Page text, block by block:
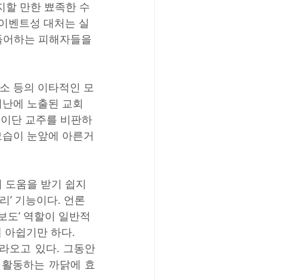
할 만한 뾰족한 수
벤트성 대처는 실
하는 피해자들을
등의 이타적인 모
에 노출된 교회
단 교주를 비판하
이 눈앞에 아른거
도움을 받기 쉽지
’ 기능이다. 언론
’ 역할이 일반적
아쉽기만 하다.
오고 있다. 그동안
동하는 까닭에 효